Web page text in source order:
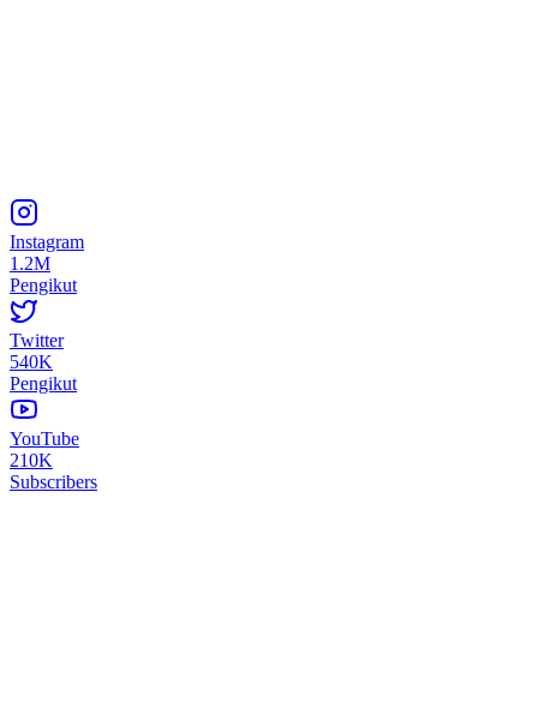
Instagram
1.2M
Pengikut
Twitter
540K
Pengikut
YouTube
210K
Subscribers